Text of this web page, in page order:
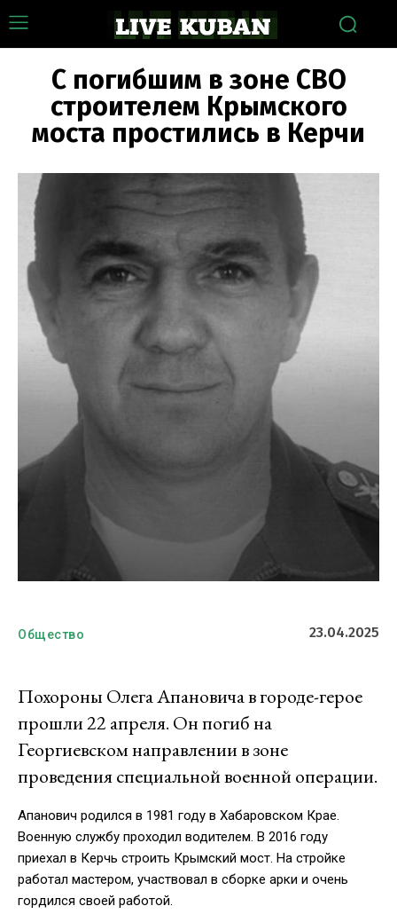
С погибшим в зоне СВО
строителем Крымского
моста простились в Керчи
Общество 23.04.2025
Похороны Олега Апановича в городе-герое
прошли 22 апреля. Он погиб на
Георгиевском направлении в зоне
проведения специальной военной операции.
Апанович родился в 1981 году в Хабаровском Крае.
Военную службу проходил водителем. В 2016 году
приехал в Керчь строить Крымский мост. На стройке
работал мастером, участвовал в сборке арки и очень
гордился своей работой.